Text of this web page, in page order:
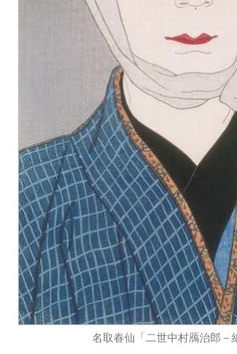
名取春仙「二世中村鴈治郎－